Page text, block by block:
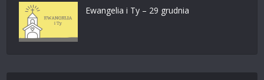
Ewangelia i Ty – 29 grudnia